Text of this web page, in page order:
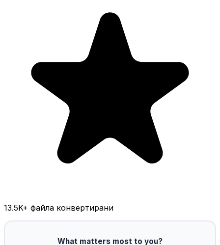
13.5K+ файла конвертирани
What matters most to you?